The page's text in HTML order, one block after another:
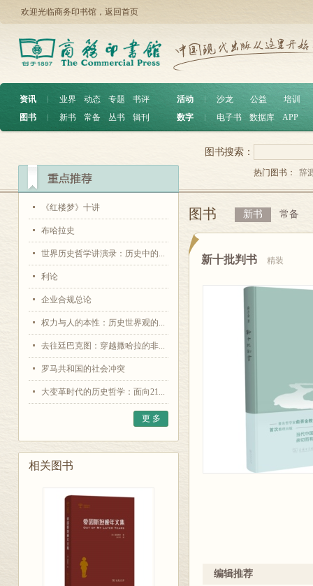
欢迎光临商务印书馆， 返回首页
资讯 ︱ 业界 动态 专题
书评
图书
︱ 新书 常备 丛书 辑刊
活动 沙龙 公益
培训
数字
电子书 数据库 APP
《红楼梦》十讲
布哈拉史
世界历史哲学讲演录：历史中的...
利论
企业合规总论
权力与人的本性：历史世界观的...
去往廷巴克图：穿越撒哈拉的非...
罗马共和国的社会冲突
大变革时代的历史哲学：面向21...
更 多
相关图书
图书搜索：
热门图书： 辞
图书 新书 常备
新十批判书 精装
编辑推荐